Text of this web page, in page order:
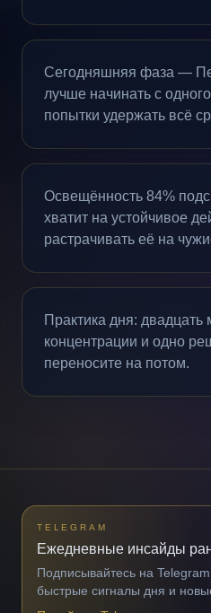
Сегодняшняя фаза —
лучше начинать с
попытки удержать всё
Освещённость 84%
хватит на устойчивое
растрачивать её на
Практика дня: двадцать
концентрации и одно
переносите на потом.
TELEGRAM
Ежедневные инсайды
Подписывайтесь на
быстрые сигналы дня и